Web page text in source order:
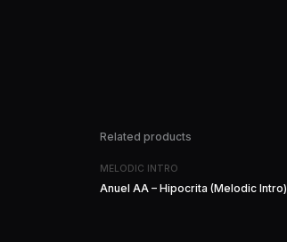
Related products
MELODIC INTRO
Anuel AA – Hipocrita (Melodic Intro)